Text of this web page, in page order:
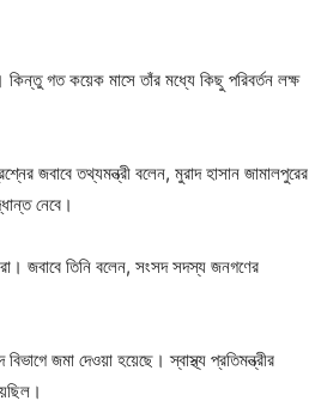
কিন্তু গত কয়েক মাসে তাঁর মধ্যে কিছু পরিবর্তন লক্ষ
জবাবে তথ্যমন্ত্রী বলেন, মুরাদ হাসান জামালপুরের
নেবে।
জবাবে তিনি বলেন, সংসদ সদস্য জনগণের
জমা দেওয়া হয়েছে। স্বাস্থ্য প্রতিমন্ত্রীর